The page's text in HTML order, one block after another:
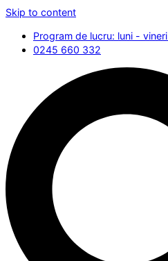
Skip to content
Program de lucru: luni -
0245 660 332